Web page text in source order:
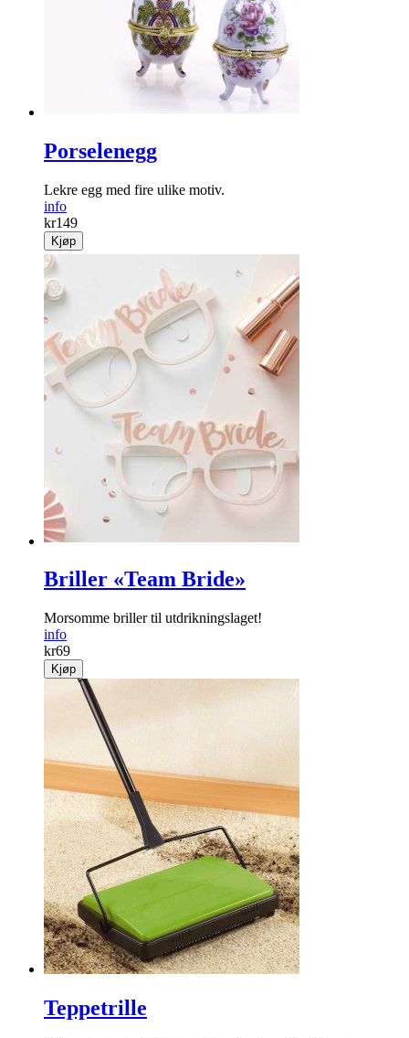
Porselenegg
Lekre egg med fire ulike motiv.
info
kr149
Kjøp
Briller «Team Bride»
Morsomme briller til utdrikningslaget!
info
kr69
Kjøp
Teppetrille